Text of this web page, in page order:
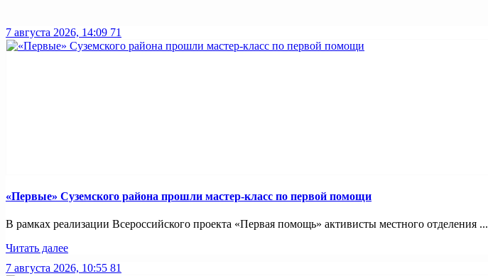
7 августа 2026, 14:09 71
«Первые» Суземского района прошли мастер-класс по первой помощи
В рамках реализации Всероссийского проекта «Первая помощь» активисты местного отделения ...
Читать далее
7 августа 2026, 10:55 81